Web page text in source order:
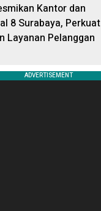
Kantor dan
8 Surabaya, Perkuat
Layanan Pelanggan